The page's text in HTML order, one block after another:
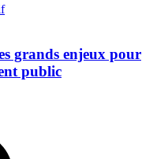
grands enjeux pour
public